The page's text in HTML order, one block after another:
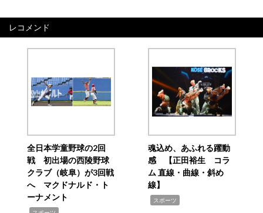
レコメンド
全日本学童野球の2回
戦 初出場の西陵野球
クラブ（岐阜）が3回戦
へ マクドナルド・ト
ーナメント
魂込め、あふれる躍動
感 【正田裕生 コラ
ム 直線・曲線・斜め
線】
スポーツ